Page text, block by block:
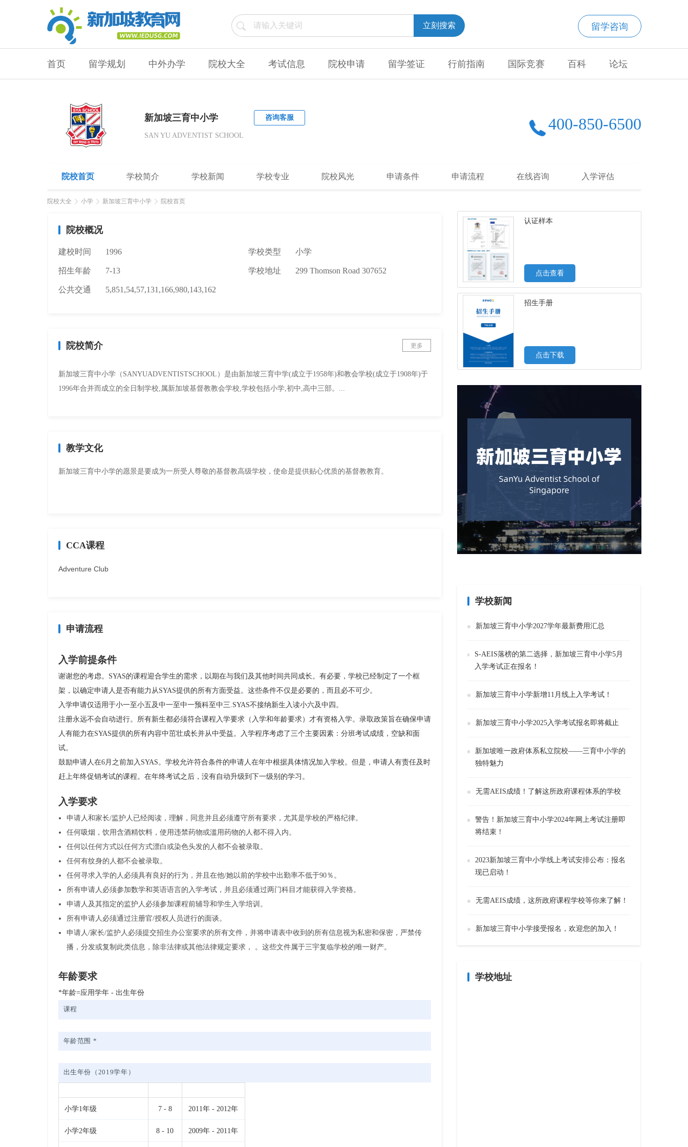
留学咨询
立刻搜索
首页 留学规划 中外办学 院校大全 考试信息 院校申请 留学签证 行前指南 国际竞赛 百科 论坛
新加坡三育中小学
SAN YU ADVENTIST SCHOOL
咨询客服 400-850-6500
院校首页 学校简介 学校新闻 学校专业 院校风光 申请条件 申请流程 在线咨询 入学评估
院校大全 小学 新加坡三育中小学 院校首页
院校概况
建校时间 1996 学校类型 小学
招生年龄 7-13 学校地址 299 Thomson Road 307652
公共交通 5,851,54,57,131,166,980,143,162
院校简介 更多
新加坡三育中小学（SANYUADVENTISTSCHOOL）是由新加坡三育中学(成立于1958年)和教会学校(成立于1908年)于
1996年合并而成立的全日制学校,属新加坡基督教教会学校,学校包括小学,初中,高中三部。...
教学文化
新加坡三育中小学的愿景是要成为一所受人尊敬的基督教高级学校，使命是提供贴心优质的基督教教育。
CCA课程
Adventure Club
申请流程
入学前提条件
谢谢您的考虑。SYAS的课程迎合学生的需求，以期在与我们及其他时间共同成长。有必要，学校已经制定了一个框
架，以确定申请人是否有能力从SYAS提供的所有方面受益。这些条件不仅是必要的，而且必不可少。
入学申请仅适用于小一至小五及中一至中一预科至中三.SYAS不接纳新生入读小六及中四。
注册永远不会自动进行。所有新生都必须符合课程入学要求（入学和年龄要求）才有资格入学。录取政策旨在确保申请
人有能力在SYAS提供的所有内容中茁壮成长并从中受益。入学程序考虑了三个主要因素：分班考试成绩，空缺和面
试。
鼓励申请人在6月之前加入SYAS。学校允许符合条件的申请人在年中根据具体情况加入学校。但是，申请人有责任及时
赶上年终促销考试的课程。在年终考试之后，没有自动升级到下一级别的学习。
入学要求
申请人和家长/监护人已经阅读，理解，同意并且必须遵守所有要求，尤其是学校的严格纪律。
任何吸烟，饮用含酒精饮料，使用违禁药物或滥用药物的人都不得入内。
任何以任何方式以任何方式漂白或染色头发的人都不会被录取。
任何有纹身的人都不会被录取。
任何寻求入学的人必须具有良好的行为，并且在他/她以前的学校中出勤率不低于90％。
所有申请人必须参加数学和英语语言的入学考试，并且必须通过两门科目才能获得入学资格。
申请人及其指定的监护人必须参加课程前辅导和学生入学培训。
所有申请人必须通过注册官/授权人员进行的面谈。
申请人/家长/监护人必须提交招生办公室要求的所有文件，并将申请表中收到的所有信息视为私密和保密，严禁传
播，分发或复制此类信息，除非法律或其他法律规定要求， 。这些文件属于三宇复临学校的唯一财产。
年龄要求
*年龄=应用学年 - 出生年份
课程
年龄范围 *
出生年份（2019学年）
小学1年级 7 - 8 2011年 - 2012年
小学2年级 8 - 10 2009年 - 2011年
认证样本
点击查看
招生手册
点击下载
学校新闻
新加坡三育中小学2027学年最新费用汇总
S-AEIS落榜的第二选择，新加坡三育中小学5月
入学考试正在报名！
新加坡三育中小学新增11月线上入学考试！
新加坡三育中小学2025入学考试报名即将截止
新加坡唯一政府体系私立院校——三育中小学的
独特魅力
无需AEIS成绩！了解这所政府课程体系的学校
警告！新加坡三育中小学2024年网上考试注册即
将结束！
2023新加坡三育中小学线上考试安排公布：报名
现已启动！
无需AEIS成绩，这所政府课程学校等你来了解！
新加坡三育中小学接受报名，欢迎您的加入！
学校地址